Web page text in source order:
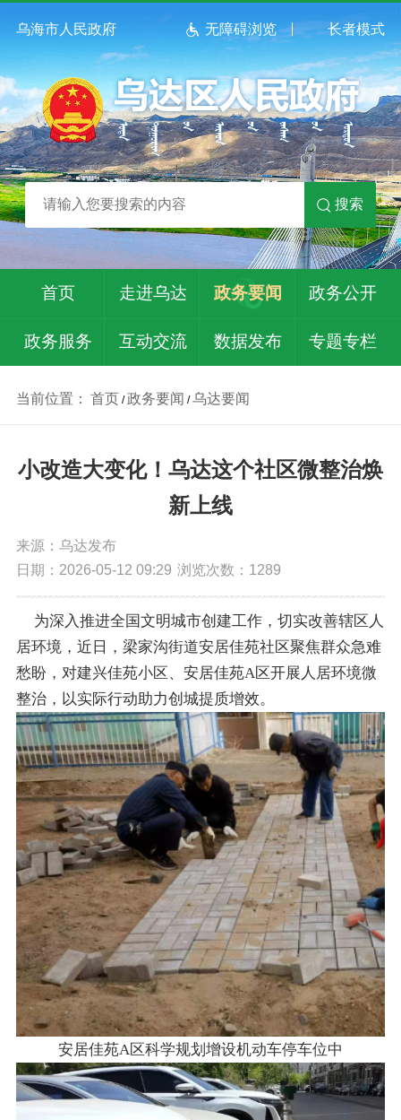
乌海市人民政府 无障碍浏览 长者模式
搜索
首页 走进乌达 政务要闻 政务公开
政务服务 互动交流 数据发布 专题专栏
当前位置： 首页 /政务要闻 /乌达要闻
小改造大变化！乌达这个社区微整治焕
新上线
来源：乌达发布
日期：2026-05-12 09:29 浏览次数： 1289
为深入推进全国文明城市创建工作，切实改善辖区人
居环境，近日，梁家沟街道安居佳苑社区聚焦群众急难
愁盼，对建兴佳苑小区、安居佳苑A区开展人居环境微
整治，以实际行动助力创城提质增效。
安居佳苑A区科学规划增设机动车停车位中